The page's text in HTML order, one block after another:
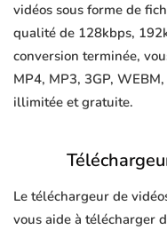
vidéos sous forme de
qualité de 128kbps,
conversion terminée,
MP4, MP3, 3GP,
illimitée et gratuite.
Le téléchargeur de
vous aide à télécharger